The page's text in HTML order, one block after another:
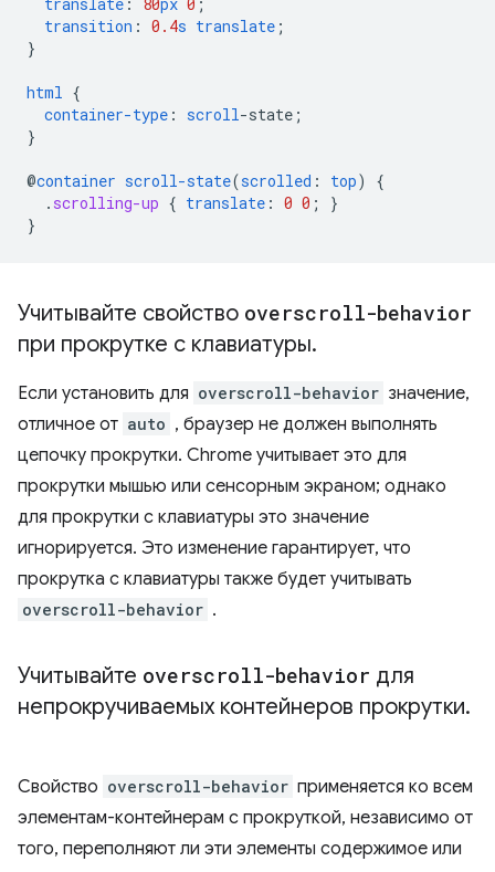
transition : 0.4s translate ;
}
html {
container-type : scroll-state ;
}
@container scroll-state(scrolled : top)
{
. scrolling-up { translate : 0 0 ;
}
}
Учитывайте свойство overscroll-behavior
при прокрутке с клавиатуры.
Если установить для overscroll-behavior значение,
отличное от auto , браузер не должен выполнять
цепочку прокрутки. Chrome учитывает это для
прокрутки мышью или сенсорным экраном; однако
для прокрутки с клавиатуры это значение
игнорируется. Это изменение гарантирует, что
прокрутка с клавиатуры также будет учитывать
overscroll-behavior .
Учитывайте overscroll-behavior для
непрокручиваемых контейнеров прокрутки.
Свойство overscroll-behavior применяется ко всем
элементам-контейнерам с прокруткой, независимо от
того, переполняют ли эти элементы содержимое или